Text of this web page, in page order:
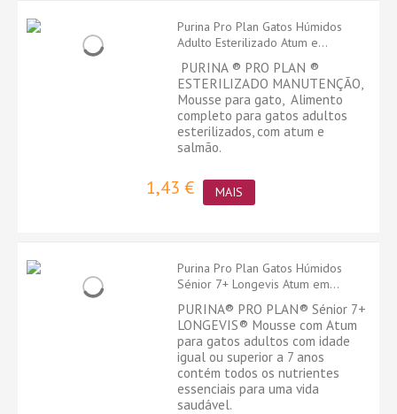
Purina Pro Plan Gatos Húmidos
Adulto Esterilizado Atum e...
PURINA ® PRO PLAN ®
ESTERILIZADO MANUTENÇÃO,
Mousse para gato, Alimento
completo para gatos adultos
esterilizados, com atum e
salmão.
1,43 € MAIS
Purina Pro Plan Gatos Húmidos
Sénior 7+ Longevis Atum em...
PURINA® PRO PLAN® Sénior 7+
LONGEVIS® Mousse com Atum
para gatos adultos com idade
igual ou superior a 7 anos
contém todos os nutrientes
essenciais para uma vida
saudável.